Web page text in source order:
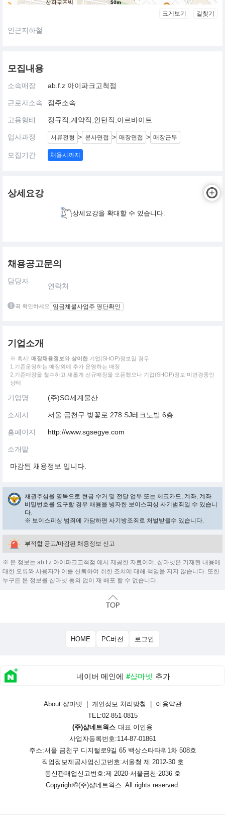
50m
크게보기 길찾기
인근지하철
모집내용
소속매장 ab.f.z 아이파크고척점
근로자소속 점주소속
고용형태 정규직,계약직,인턴직,아르바이트
입사과정 서류전형 > 본사면접 > 매장면접 > 매장근무
모집기간 채용시까지
상세요강
상세요강을 확대할 수 있습니다.
채용공고문의
담당자
연락처
꼭 확인하세요 임금체불사업주 명단확인
기업소개
※ 혹시! 매장채용정보와 상이한 기업(SHOP)정보일 경우
1.기존운영하는 매장외에 추가 운영하는 매장
2.기존매장을 철수하고 새롭게 신규매장을 오픈했으나 기업(SHOP)정보 미변경중인
상태
기업명 (주)SG세계물산
소재지 서울 금천구 벚꽃로 278 SJ테크노빌 6층
홈페이지 http://www.sgsegye.com
소개말
마감된 채용정보 입니다.
채권추심을 명목으로 현금 수거 및 전달 업무 또는 체크카드, 계좌, 계좌
비밀번호를 요구할 경우 채용을 빙자한 보이스피싱 사기범죄일 수 있습니
다.
※ 보이스피싱 범죄에 가담하면 사기방조죄로 처벌받을수 있습니다.
부적합 공고/마감된 채용정보 신고
※ 본 정보는 ab.f.z 아이파크고척점 에서 제공한 자료이며, 샵마넷은 기재된 내용에
대한 오류와 사용자가 이를 신뢰하여 취한 조치에 대해 책임을 지지 않습니다. 또한
누구든 본 정보를 샵마넷 동의 없이 재 배포 할 수 없습니다.
HOME PC버전 로그인
네이버 메인에 #샵마넷 추가
About 샵마넷 개인정보 처리방침
이용약관
TEL:02-851-0815
(주)샵네트웍스 대표 이인용
사업자등록번호:114-87-01861
주소:서울 금천구 디지털로9길 65 백상스타타워1차 508호
직업정보제공사업신고번호:서울청 제 2012-30 호
통신판매업신고번호:제 2020-서울금천-2036 호
Copyright©(주)샵네트웍스. All rights reserved.